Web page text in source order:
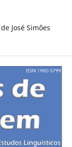
José Simões